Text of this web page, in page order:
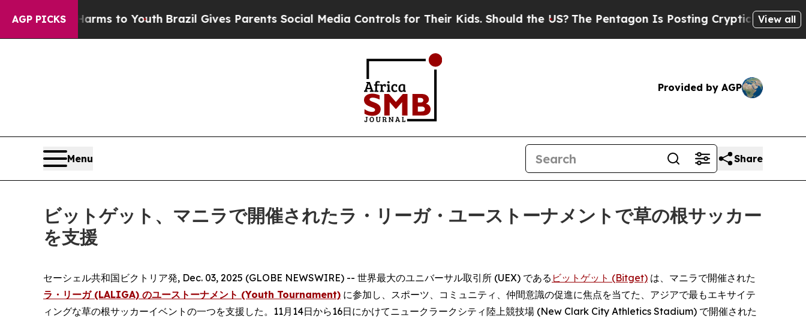
AGP PICKS
Harms to YouthBrazil Gives Parents Social Media Controls for Their Kids. Should the US? The Pentagon Is Posting Cryptic Biblical View all
Provided by AGP
Menu Share
ビットゲット、マニラで開催されたラ・リーガ・ユーストーナメントで草の根サッカー
を支援
セーシェル共和国ビクトリア発, Dec. 03, 2025 (GLOBE NEWSWIRE) -- 世界最大のユニバーサル取引所 (UEX) である ビットゲット (Bitget) は、マニラで開催された
ラ・リーガ (LALIGA) のユーストーナメント (Youth Tournament) に参加し、スポーツ、コミュニティ、仲間意識の促進に焦点を当てた、アジアで最もエキサイテ
ィングな草の根サッカーイベントの一つを支援した。11月14日から16日にかけてニュークラークシティ陸上競技場 (New Clark City Athletics Stadium) で開催された